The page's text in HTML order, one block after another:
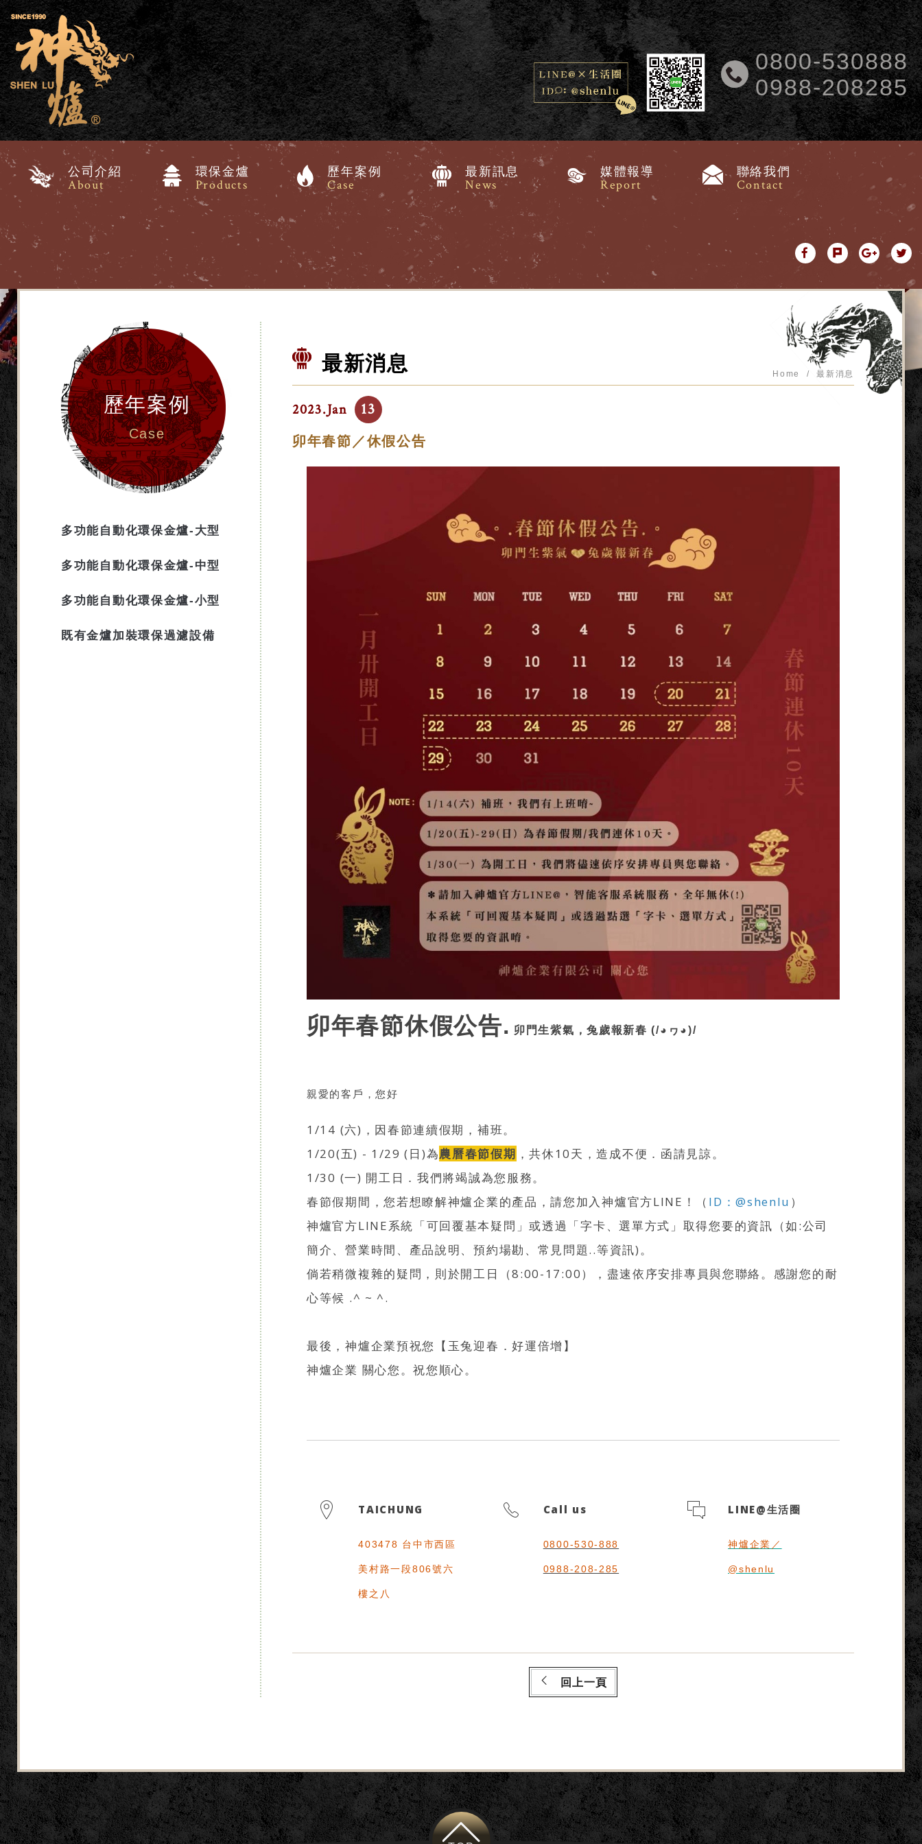
0800-530888
0988-208285
公司介紹
About
環保金爐
Products
歷年案例
Case
最新訊息
News
媒體報導
Report
聯絡我們
Contact
歷年案例
Case
多功能自動化環保金爐-大型
多功能自動化環保金爐-中型
多功能自動化環保金爐-小型
既有金爐加裝環保過濾設備
最新消息 Home 最新消息
2023.Jan 13
卯年春節／休假公告
卯年春節休假公告. 卯門生紫氣，兔歲報新春 (/◕ヮ◕)/
親愛的客戶，您好
1/14 (六)，因春節連續假期，補班。
1/20(五) - 1/29 (日)為農曆春節假期 ，共休10天 ，造成不便．函請見諒。
1/30 (一) 開工日．我們將竭誠為您服務。
春節假期間，您若想瞭解神爐企業的產品，請您加入神爐官方LINE！（ ID：@shenlu ）
神爐官方LINE系統「可回覆基本疑問」或透過「字卡、選單方式」取得您要的資訊（如:公司
簡介、營業時間、產品說明、預約場勘、常見問題..等資訊)。
倘若稍微複雜的疑問，則於開工日（8:00-17:00），盡速依序安排專員與您聯絡。感謝您的耐
心等候 .^ ~ ^.
最後，神爐企業預祝您【玉兔迎春．好運倍增】
神爐企業 關心您。祝您順心。
TAICHUNG
403478 台中市西區
美村路一段806號六
樓之八
Call us
0800-530-888
0988-208-285
LINE@生活圈
神爐企業／
@shenlu
回上一頁